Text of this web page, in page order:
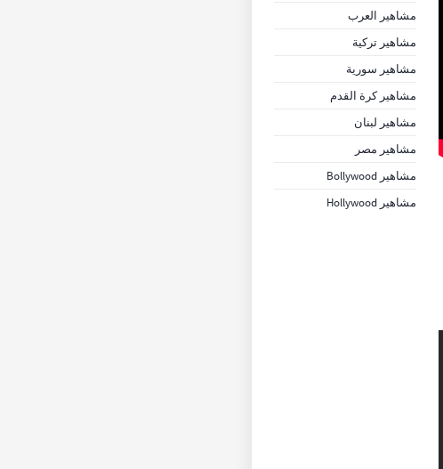
مشاهير العرب
مشاهير تركية
مشاهير سورية
مشاهير كرة القدم
مشاهير لبنان
مشاهير مصر
مشاهير Bollywood
مشاهير Hollywood